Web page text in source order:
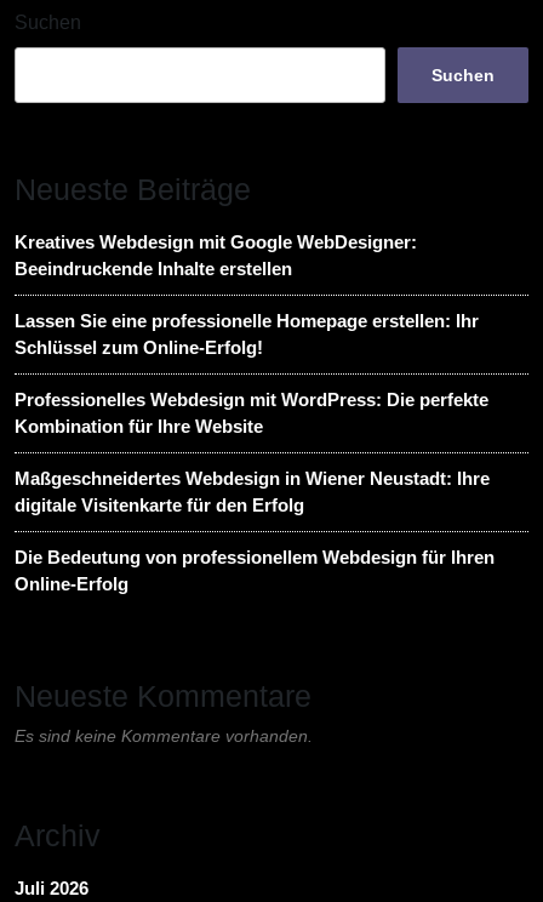
Suchen
Suchen
Neueste Beiträge
Kreatives Webdesign mit Google WebDesigner:
Beeindruckende Inhalte erstellen
Lassen Sie eine professionelle Homepage erstellen: Ihr
Schlüssel zum Online-Erfolg!
Professionelles Webdesign mit WordPress: Die perfekte
Kombination für Ihre Website
Maßgeschneidertes Webdesign in Wiener Neustadt: Ihre
digitale Visitenkarte für den Erfolg
Die Bedeutung von professionellem Webdesign für Ihren
Online-Erfolg
Neueste Kommentare
Es sind keine Kommentare vorhanden.
Archiv
Juli 2026